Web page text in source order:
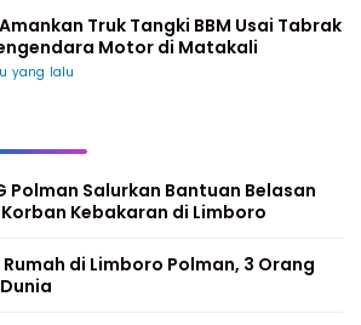
Truk Tangki BBM Usai Tabrak
Motor di Matakali
yang lalu
Polman Salurkan Bantuan Belasan
Kebakaran di Limboro
di Limboro Polman, 3 Orang